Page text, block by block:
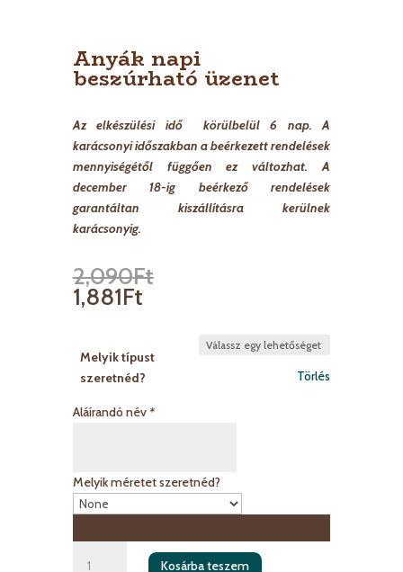
Anyák napi
beszúrható üzenet
Az elkészülési idő körülbelül 6 nap. A
karácsonyi időszakban a beérkezett rendelések
mennyiségétől függően ez változhat. A
december 18-ig beérkező rendelések
garantáltan kiszállításra kerülnek
karácsonyig.
2,090Ft
1,881Ft
Melyik típust
szeretnéd?
Törlés
Aláírandó név*
Melyik méretet szeretnéd?
Kosárba teszem